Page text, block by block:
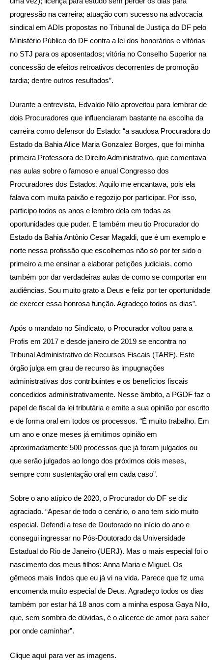
progressão na carreira; atuação com sucesso na advocacia
sindical em ADIs propostas no Tribunal de Justiça do DF pelo
Ministério Público do DF contra a lei dos honorários e vitórias
no STJ para os aposentados; vitória no Conselho Superior na
concessão de efeitos retroativos decorrentes de promoção
tardia; dentre outros resultados”.
Durante a entrevista, Edvaldo Nilo aproveitou para lembrar de
dois Procuradores que influenciaram bastante na escolha da
carreira como defensor do Estado: “a saudosa Procuradora do
Estado da Bahia Alice Maria Gonzalez Borges, que foi minha
primeira Professora de Direito Administrativo, que comentava
nas aulas sobre o famoso e anual Congresso dos
Procuradores dos Estados. Aquilo me encantava, pois ela
falava com muita paixão e regozijo por participar. Por isso,
participo todos os anos e lembro dela em todas as
oportunidades que puder. E também meu tio Procurador do
Estado da Bahia Antônio Cesar Magaldi, que é um exemplo e
norte nessa profissão que escolhemos não só por ter sido o
primeiro a me ensinar a elaborar petições judiciais, como
também por dar verdadeiras aulas de como se comportar em
audiências. Sou muito grato a Deus e feliz por ter oportunidade
de exercer essa honrosa função. Agradeço todos os dias”.
Após o mandato no Sindicato, o Procurador voltou para a
Profis em 2017 e desde janeiro de 2019 se encontra no
Tribunal Administrativo de Recursos Fiscais (TARF). Este
órgão julga em grau de recurso às impugnações
administrativas dos contribuintes e os benefícios fiscais
concedidos administrativamente. Nesse âmbito, a PGDF faz o
papel de fiscal da lei tributária e emite a sua opinião por escrito
e de forma oral em todos os processos. “É muito trabalho. Em
um ano e onze meses já emitimos opinião em
aproximadamente 500 processos que já foram julgados ou
que serão julgados ao longo dos próximos dois meses,
sempre com sustentação oral em cada caso”.
Sobre o ano atípico de 2020, o Procurador do DF se diz
agraciado. “Apesar de todo o cenário, o ano tem sido muito
especial. Defendi a tese de Doutorado no início do ano e
consegui ingressar no Pós-Doutorado da Universidade
Estadual do Rio de Janeiro (UERJ). Mas o mais especial foi o
nascimento dos meus filhos: Anna Maria e Miguel. Os
gêmeos mais lindos que eu já vi na vida. Parece que fiz uma
encomenda muito especial de Deus. Agradeço todos os dias
também por estar há 18 anos com a minha esposa Gaya Nilo,
que, sem sombra de dúvidas, é o alicerce de amor para saber
por onde caminhar”.
Clique aqui para ver as imagens.